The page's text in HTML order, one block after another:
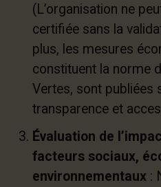
(L’organisation ne
certifiée sans la
plus, les mesures
constituent la norme
Vertes, sont publiées
transparence et
Évaluation de
facteurs sociaux,
environnementaux: